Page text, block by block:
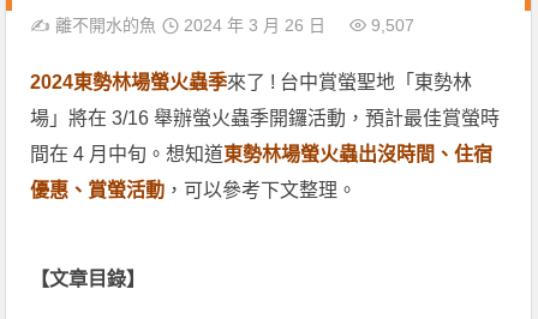
✍️離不開水的魚 2024 年 3 月 26 日 9,507
2024東勢林場螢火蟲季來了 ! 台中賞螢聖地「東勢林
場」將在 3/16 舉辦螢火蟲季開鑼活動，預計最佳賞螢時
間在 4 月中旬。想知道東勢林場螢火蟲出沒時間、住宿
優惠、賞螢活動 ，可以參考下文整理。
【文章目錄】